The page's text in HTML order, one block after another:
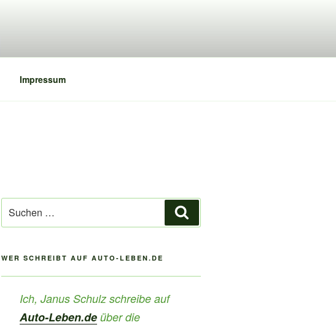
Impressum
nach:
WER SCHREIBT AUF AUTO-LEBEN.DE
Ich, Janus Schulz schreibe auf
Auto-Leben.deüber die